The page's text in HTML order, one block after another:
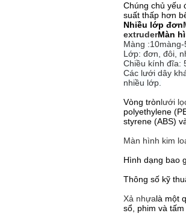
Chúng chủ yếu
suất thấp hơn
Nhiều lớp đơn
extruderMàn
Màng
Lớp: đơn, đôi,
Chiều kính đĩa:
Các lưới dây
nhiều lớp.
Vòng trònlưới
polyethylene
styrene (ABS)
Màn hình kim
Hình dạng bao
Thông số kỹ
Xả nhựalà một
sổ, phim và